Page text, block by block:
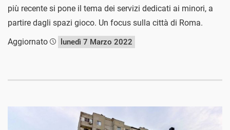
più recente si pone il tema dei servizi dedicati ai minori, a
partire dagli spazi gioco. Un focus sulla città di Roma.
Aggiornato
lunedì 7 Marzo 2022